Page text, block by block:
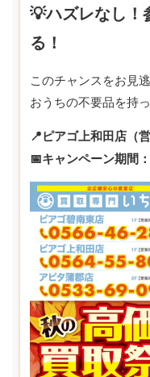
💡ハズレなし！
る！
このチャンスをお見
おうちの不要品を持
📍ピアゴ上和田店（
📅キャンペーン期間